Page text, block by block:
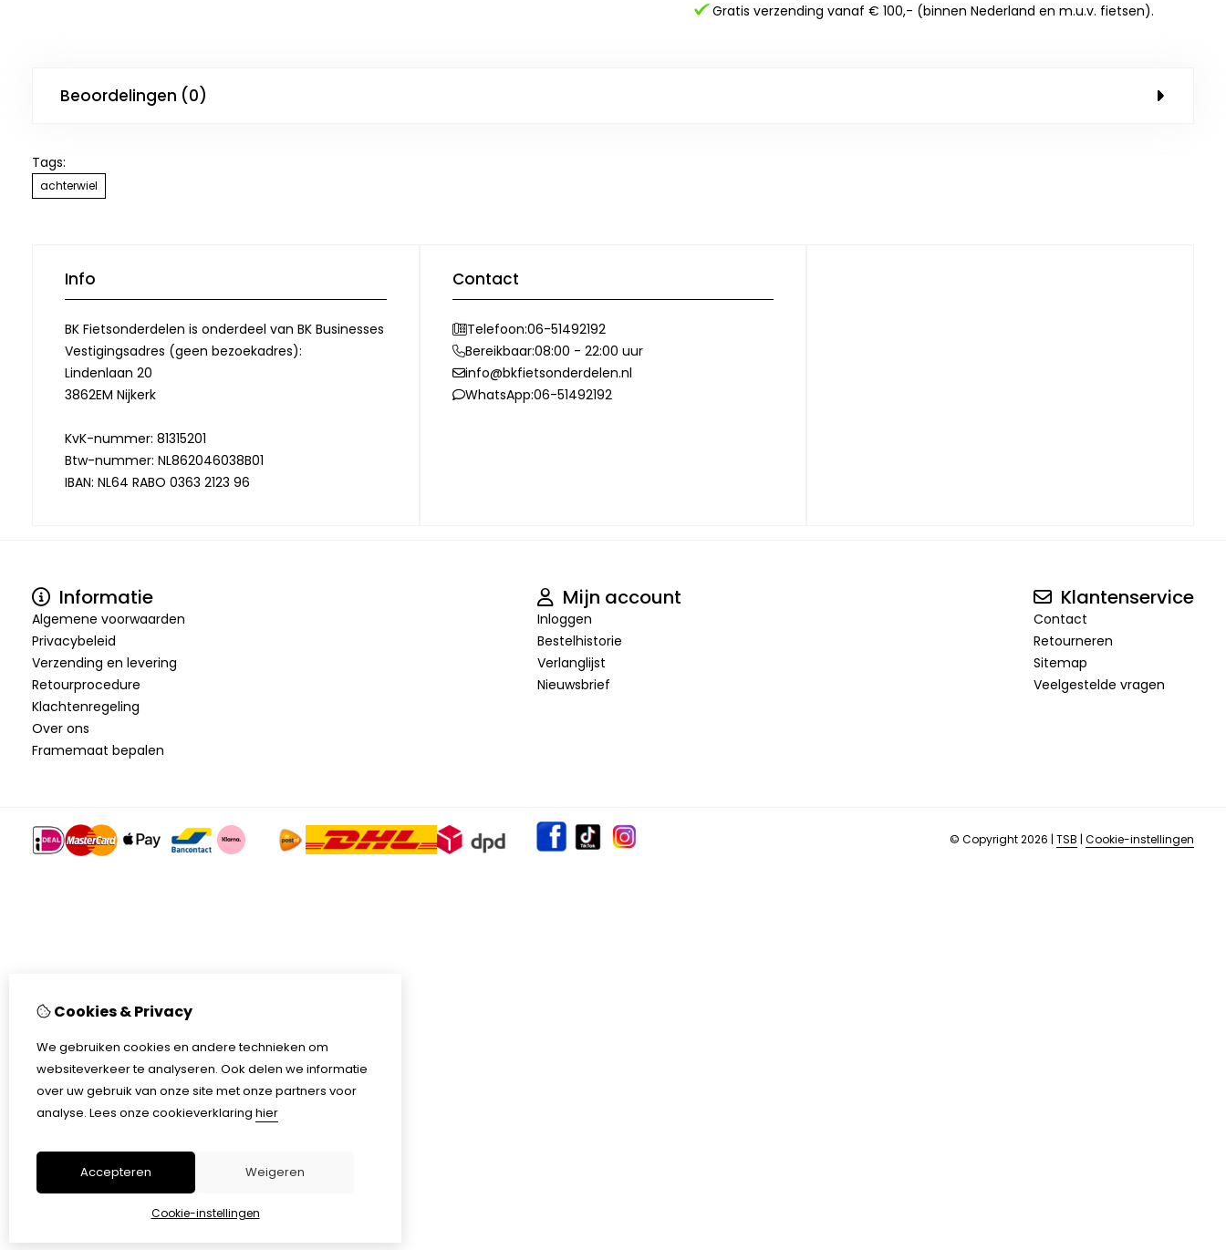
Gratis verzending vanaf € 100,- (binnen Nederland en m.u.v. fietsen).
Beoordelingen (0)
Tags:
achterwiel
Info
BK Fietsonderdelen is onderdeel van BK Businesses
Vestigingsadres (geen bezoekadres):
Lindenlaan 20
3862EM Nijkerk
KvK-nummer: 81315201
Btw-nummer: NL862046038B01
IBAN: NL64 RABO 0363 2123 96
Contact
Telefoon:06-51492192
Bereikbaar:08:00 - 22:00 uur
info@bkfietsonderdelen.nl
WhatsApp:06-51492192
Informatie
Algemene voorwaarden
Privacybeleid
Verzending en levering
Retourprocedure
Klachtenregeling
Over ons
Framemaat bepalen
Mijn account
Inloggen
Bestelhistorie
Verlanglijst
Nieuwsbrief
Klantenservice
Contact
Retourneren
Sitemap
Veelgestelde vragen
© Copyright 2026 | TSB | Cookie-instellingen
Cookies & Privacy
We gebruiken cookies en andere technieken om
websiteverkeer te analyseren. Ook delen we informatie
over uw gebruik van onze site met onze partners voor
analyse. Lees onze cookieverklaring hier
Accepteren Weigeren
Cookie-instellingen